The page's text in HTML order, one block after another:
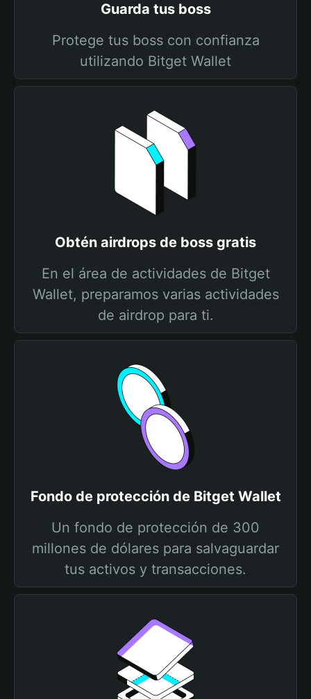
Guarda tus boss
Protege tus boss con confianza
utilizando Bitget Wallet
Obtén airdrops de boss gratis
En el área de actividades de Bitget
Wallet, preparamos varias actividades
de airdrop para ti.
Fondo de protección de Bitget Wallet
Un fondo de protección de 300
millones de dólares para salvaguardar
tus activos y transacciones.